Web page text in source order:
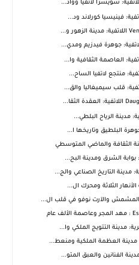
الثقافة والماضي المتوسطي
بوابة الشرق ومدينة البح...
التاريخ الصناعي والج...
الثلاثة ومحرك ال...
والآرت نوفو في قلب ال...
مدينة التتويج الملكي وا...
مدينة العظمة الملكية ومنعط...
الفنانين والعبق المتو...